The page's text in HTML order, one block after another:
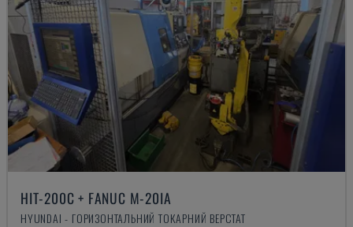
HIT-200C + FANUC M-20IA
HYUNDAI - ГОРИЗОНТАЛЬНИЙ ТОКАРНИЙ ВЕРСТАТ